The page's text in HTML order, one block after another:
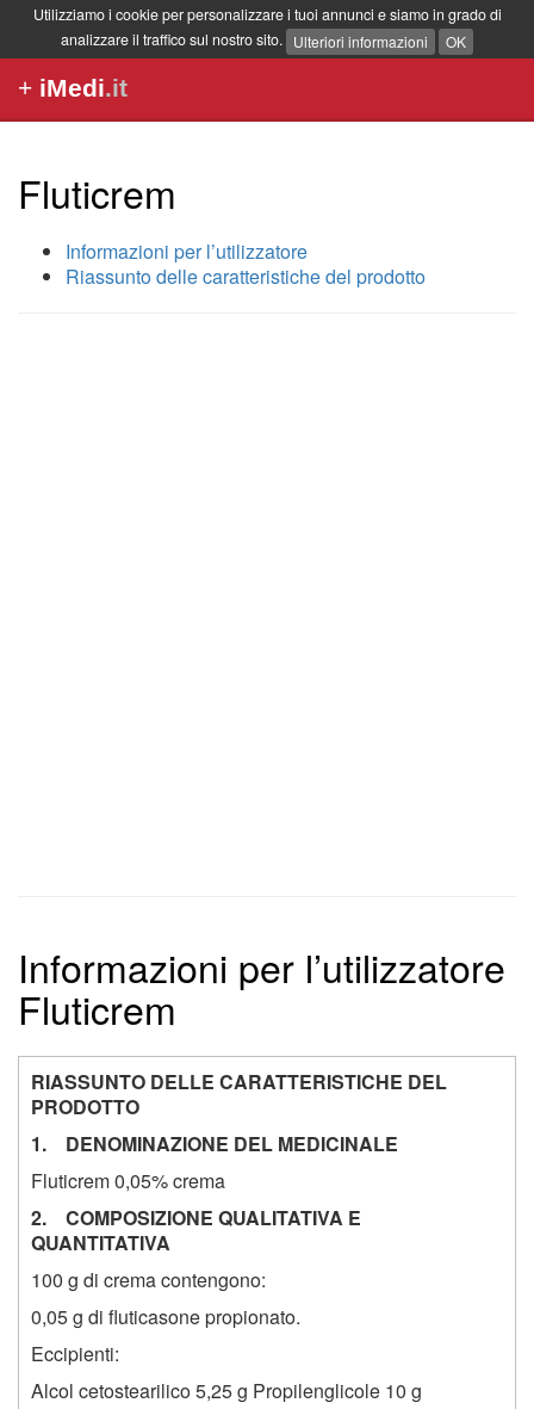
Utilizziamo i cookie per personalizzare i tuoi annunci e siamo in grado di
analizzare il traffico sul nostro sito. Ulteriori informazioni OK
+ iMedi.it
Fluticrem
Informazioni per l’utilizzatore
Riassunto delle caratteristiche del prodotto
Informazioni per l’utilizzatore
Fluticrem
RIASSUNTO DELLE CARATTERISTICHE DEL
PRODOTTO
1. DENOMINAZIONE DEL MEDICINALE
Fluticrem 0,05% crema
2. COMPOSIZIONE QUALITATIVA E
QUANTITATIVA
100 g di crema contengono:
0,05 g di fluticasone propionato.
Eccipienti:
Alcol cetostearilico 5,25 g Propilenglicole 10 g